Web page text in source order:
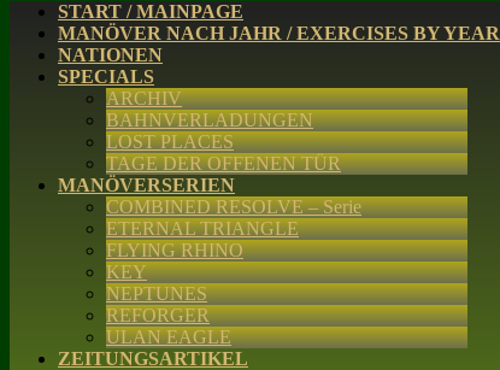
START / MAINPAGE
MANÖVER NACH JAHR / EXERCISES BY YEAR
NATIONEN
SPECIALS
ARCHIV
BAHNVERLADUNGEN
LOST PLACES
TAGE DER OFFENEN TÜR
MANÖVERSERIEN
COMBINED RESOLVE – Serie
ETERNAL TRIANGLE
FLYING RHINO
KEY
NEPTUNES
REFORGER
ULAN EAGLE
ZEITUNGSARTIKEL